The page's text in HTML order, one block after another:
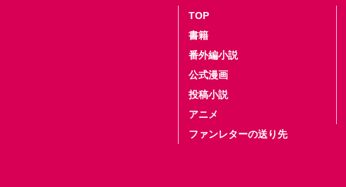
TOP
書籍
番外編小説
公式漫画
投稿小説
アニメ
ファンレターの送り先